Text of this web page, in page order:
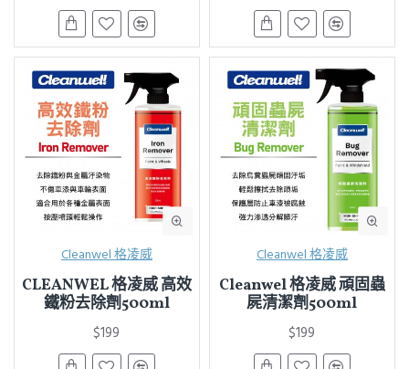
Cleanwel 格凌威
CLEANWEL 格凌威 高效
鐵粉去除劑500ml
$199
Cleanwel 格凌威
Cleanwel 格凌威 頑固蟲
屍清潔劑500ml
$199